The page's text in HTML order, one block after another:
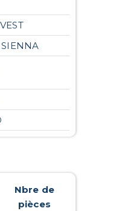
Nbre de
pièces